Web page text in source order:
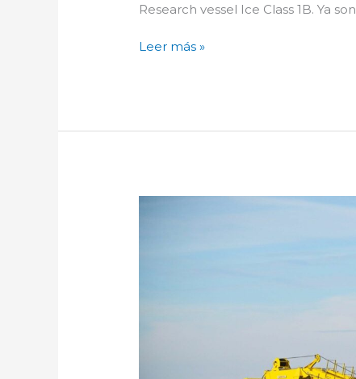
Research vessel Ice Class 1B. Ya son
Leer más »